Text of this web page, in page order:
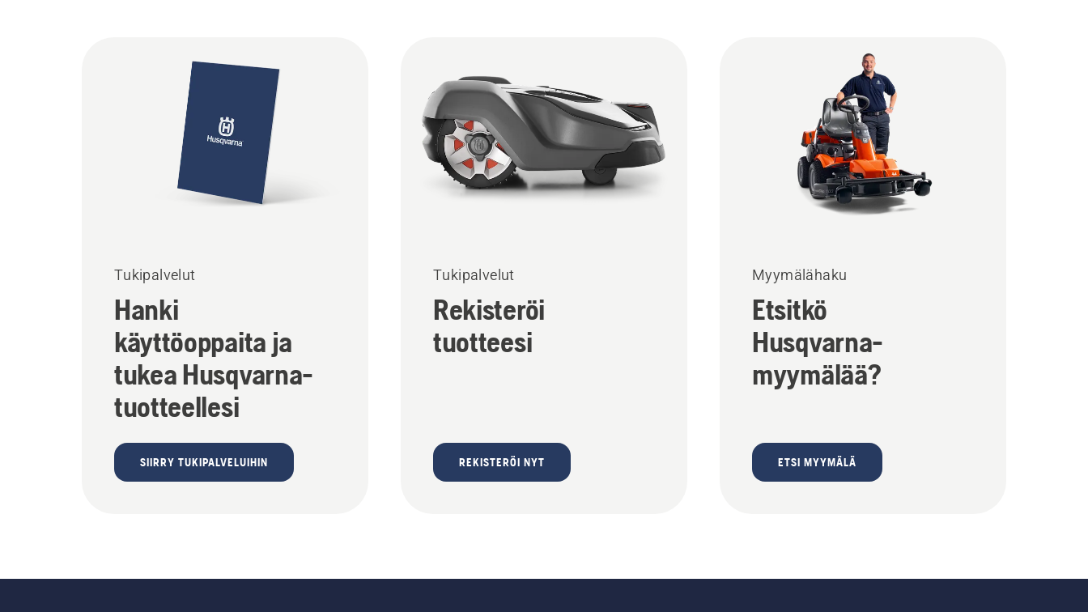
Tukipalvelut
Hanki
käyttöoppaita ja
tukea Husqvarna-
tuotteellesi
SIIRRY TUKIPALVELUIHIN
Tukipalvelut
Rekisteröi
tuotteesi
REKISTERÖI NYT
Myymälähaku
Etsitkö
Husqvarna-
myymälää?
ETSI MYYMÄLÄ